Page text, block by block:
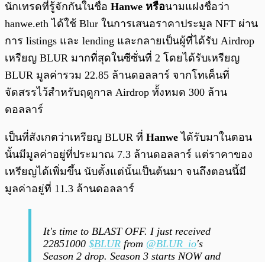
นักเทรดที่รู้จักกันในชื่อ Hanwe หรือนามแฝงชื่อว่า
hanwe.eth ได้ใช้ Blur ในการเสนอราคาประมูล NFT ผ่าน
การ listings และ lending และกลายเป็นผู้ที่ได้รับ Airdrop
เหรียญ BLUR มากที่สุดในซีซั่นที่ 2 โดยได้รับเหรียญ
BLUR มูลค่ารวม 22.85 ล้านดอลลาร์ จากโทเค็นที่
จัดสรรไว้สำหรับฤดูกาล Airdrop ทั้งหมด 300 ล้าน
ดอลลาร์
เป็นที่สังเกตว่าเหรียญ BLUR ที่ Hanwe ได้รับมาในตอน
นั้นมีมูลค่าอยู่ที่ประมาณ 7.3 ล้านดอลลาร์ แต่ราคาของ
เหรียญได้เพิ่มขึ้น นับตั้งแต่นั้นเป็นต้นมา จนถึงตอนนี้มี
มูลค่าอยู่ที่ 11.3 ล้านดอลลาร์
It's time to BLAST OFF. I just received
22851000 $BLUR from @BLUR_io's
Season 2 drop. Season 3 starts NOW and